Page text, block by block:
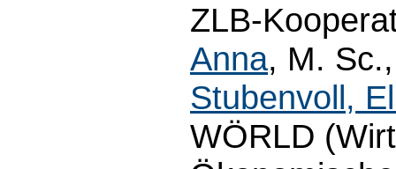
ZLB-
Anna, M.
Stubenvoll,
WÖRLD